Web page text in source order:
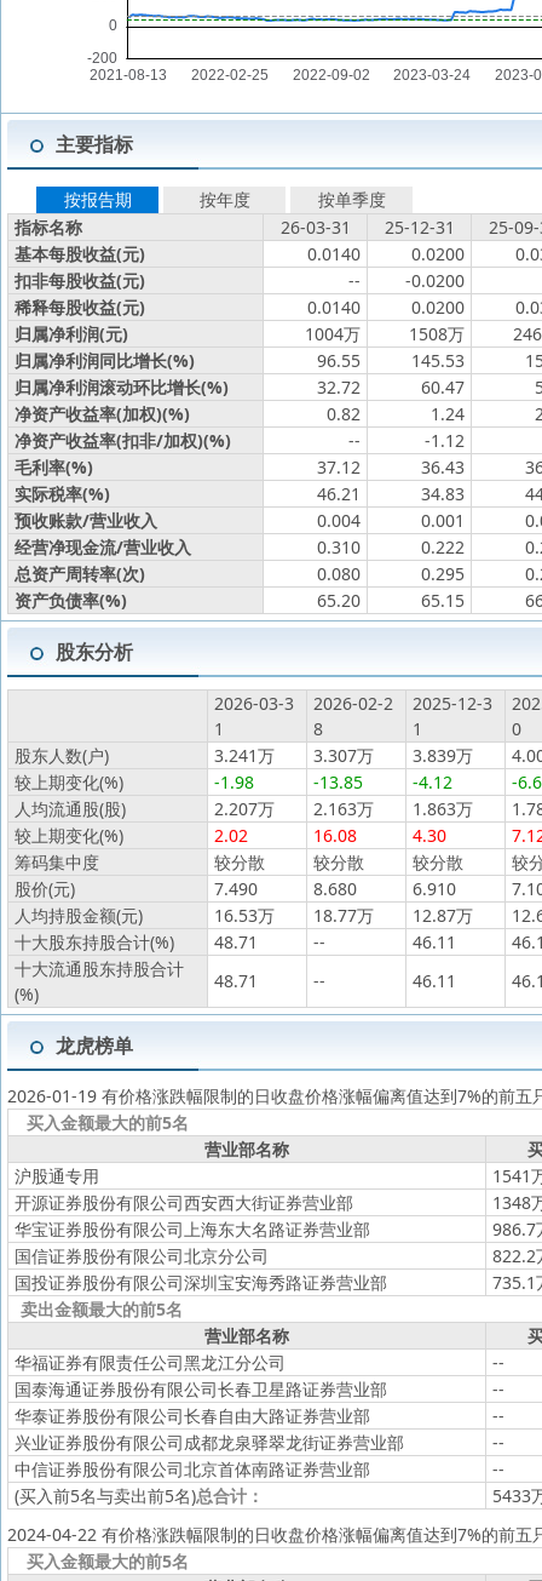
主要指标
按报告期 按年度
按单季度
指标名称
26-03-31 25-12-31
25-
基本每股收益(元)
0.0140 0.0200
扣非每股收益(元)
--
-0.0200
稀释每股收益(元)
0.0140 0.0200
归属净利润(元)
1004万 1508万
归属净利润同比增长(%)
96.55 145.53
归属净利润滚动环比增长(%)
32.72 60.47
净资产收益率(加权)(%)
0.82 1.24
净资产收益率(扣非/加权)(%)
--
-1.12
毛利率(%)
37.12 36.43
实际税率(%)
46.21 34.83
预收账款/营业收入
0.004 0.001
经营净现金流/营业收入
0.310 0.222
总资产周转率(次)
0.080 0.295
资产负债率(%)
65.20 65.15
股东分析
2026-03-3
1
2026-02-2
8
2025-12-3
1
0
股东人数(户)
3.241万 3.307万 3.839万
较上期变化(%)
-1.98 -13.85 -4.12
-
人均流通股(股)
2.207万 2.163万 1.863万
较上期变化(%)
2.02 16.08 4.30
筹码集中度
较分散 较分散 较分散
较
股价(元)
7.490 8.680 6.910
人均持股金额(元)
16.53万 18.77万 12.87万
十大股东持股合计(%)
48.71 -- 46.11
十大流通股东持股合计
(%)
48.71 -- 46.11
龙虎榜单
2026-01-19 有价格涨跌幅限制的日收盘价格涨幅偏离值达到7%的前五
买入金额最大的前5名
营业部名称
沪股通专用
1541
开源证券股份有限公司西安西大街证券营业部
1348
华宝证券股份有限公司上海东大名路证券营业部
986.7
国信证券股份有限公司北京分公司
822.2
国投证券股份有限公司深圳宝安海秀路证券营业部
735.1
卖出金额最大的前5名
营业部名称
华福证券有限责任公司黑龙江分公司
--
国泰海通证券股份有限公司长春卫星路证券营业部
--
华泰证券股份有限公司长春自由大路证券营业部
--
兴业证券股份有限公司成都龙泉驿翠龙街证券营业部
--
中信证券股份有限公司北京首体南路证券营业部
--
(买入前5名与卖出前5名)总合计：
5433
2024-04-22 有价格涨跌幅限制的日收盘价格涨幅偏离值达到7%的前五
买入金额最大的前5名